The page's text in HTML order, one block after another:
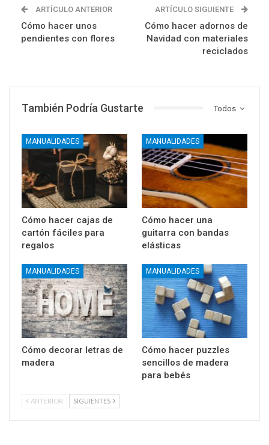
ARTÍCULO ANTERIOR
Cómo hacer unos
pendientes con flores
ARTÍCULO SIGUIENTE
Cómo hacer adornos de
Navidad con materiales
reciclados
Todos
También Podría Gustarte
MANUALIDADES
Cómo hacer cajas de
cartón fáciles para
regalos
MANUALIDADES
Cómo hacer una
guitarra con bandas
elásticas
MANUALIDADES
Cómo decorar letras de
madera
MANUALIDADES
Cómo hacer puzzles
sencillos de madera
para bebés
ANTERIOR SIGUIENTES